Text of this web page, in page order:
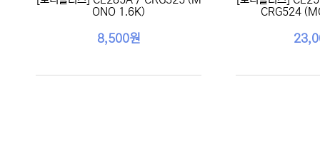
ONO 1.6K)
8,500원
CRG524